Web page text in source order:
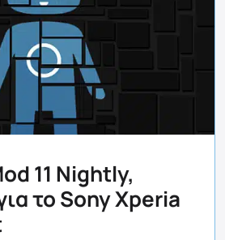
11 Nightly,
το Sony Xperia